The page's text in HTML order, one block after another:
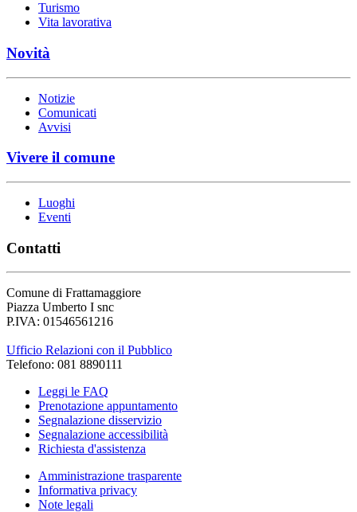
Turismo
Vita lavorativa
Novità
Notizie
Comunicati
Avvisi
Vivere il comune
Luoghi
Eventi
Contatti
Comune di Frattamaggiore
Piazza Umberto I snc
P.IVA: 01546561216
Ufficio Relazioni con il Pubblico
Telefono: 081 8890111
Leggi le FAQ
Prenotazione appuntamento
Segnalazione disservizio
Segnalazione accessibilità
Richiesta d'assistenza
Amministrazione trasparente
Informativa privacy
Note legali